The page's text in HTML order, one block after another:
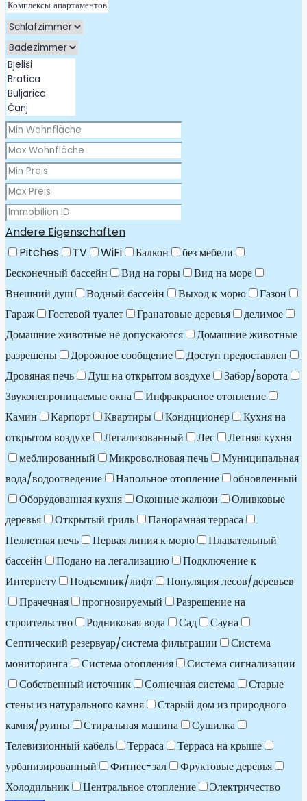
Andere Eigenschaften
Pitches
TV WiFi Балкон
без мебели
Бесконечный бассейн
Вид на горы
Вид на море
Внешний душ
Водный бассейн Выход к морю
Газон
Гараж
Гостевой туалет Гранатовые деревья
делимое
Домашние животные не допускаются
Домашние животные
разрешены
Дорожное сообщение
Доступ предоставлен
Дровяная печь
Душ на открытом воздухе
Забор/ворота
Звуконепроницаемые окна
Инфракрасное отопление
Камин
Карпорт Квартиры Кондиционер
Кухня на
открытом воздухе
Легализованный Лес
Летняя кухня
меблированный
Микроволновая печь
Муниципальная
вода/водоотведение
Напольное отопление
обновленный
Оборудованная кухня
Оконные жалюзи
Оливковые
деревья
Открытый гриль
Панорамная терраса
Пеллетная печь
Первая линия к морю
Плавательный
бассейн
Подано на легализацию
Подключение к
Интернету
Подъемник/лифт
Популяция лесов/деревьев
Прачечная
прогнозируемый
Разрешение на
строительство
Родниковая вода Сад
Сауна
Септический резервуар/система фильтрации
Система
мониторинга
Система отопления
Система сигнализации
Собственный источник
Солнечная система
Старые
стены из натурального камня
Старый дом из природного
камня/руины
Стиральная машина
Сушилка
Телевизионный кабель
Терраса
Терраса на крыше
урбанизированный
Фитнес-зал
Фруктовые деревья
Холодильник
Центральное отопление Электричество